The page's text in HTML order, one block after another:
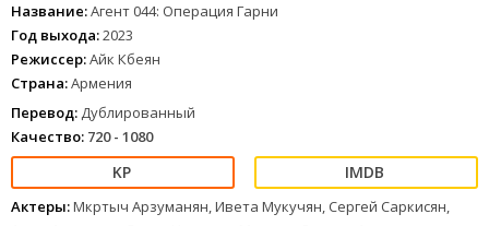
Название:Агент 044: Операция Гарни
Год выхода:2023
Режиссер:Айк Кбеян
Страна:Армения
Перевод: Дублированный
Качество: 720 - 1080
Актеры:Мкртыч Арзуманян, Ивета Мукучян, Сергей Саркисян,